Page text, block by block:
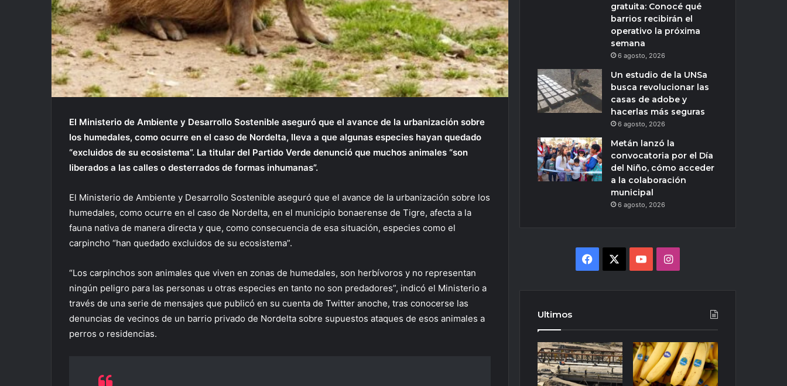
El Ministerio de Ambiente y Desarrollo Sostenible aseguró que el avance de la urbanización sobre
los humedales, como ocurre en el caso de Nordelta, lleva a que algunas especies hayan quedado
“excluidos de su ecosistema”. La titular del Partido Verde denunció que muchos animales “son
liberados a las calles o desterrados de formas inhumanas”.
El Ministerio de Ambiente y Desarrollo Sostenible aseguró que el avance de la urbanización sobre los
humedales, como ocurre en el caso de Nordelta, en el municipio bonaerense de Tigre, afecta a la
fauna nativa de manera directa y que, como consecuencia de esa situación, especies como el
carpincho “han quedado excluidos de su ecosistema”.
“Los carpinchos son animales que viven en zonas de humedales, son herbívoros y no representan
ningún peligro para las personas u otras especies en tanto no son predadores”, indicó el Ministerio a
través de una serie de mensajes que publicó en su cuenta de Twitter anoche, tras conocerse las
denuncias de vecinos de un barrio privado de Nordelta sobre supuestos ataques de esos animales a
perros o residencias.
gratuita: Conocé qué
barrios recibirán el
operativo la próxima
semana
6 agosto, 2026
Un estudio de la UNSa
busca revolucionar las
casas de adobe y
hacerlas más seguras
6 agosto, 2026
Metán lanzó la
convocatoria por el Día
del Niño, cómo acceder
a la colaboración
municipal
6 agosto, 2026
Facebook YouTubeInstagram
Ultimos